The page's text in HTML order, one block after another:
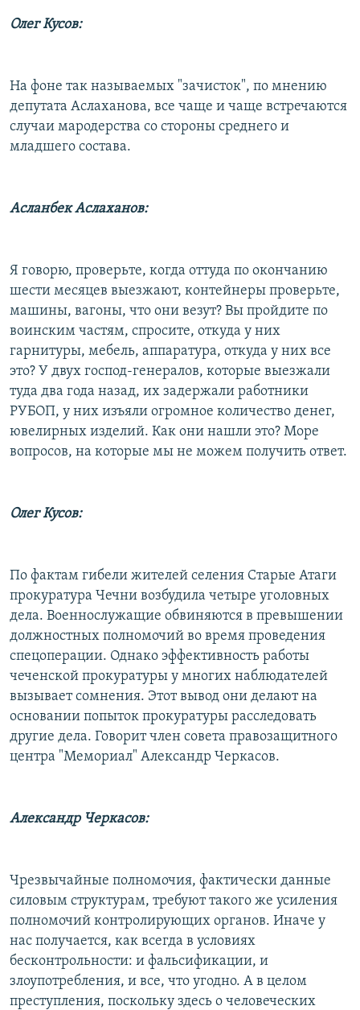
Олег Кусов:
На фоне так называемых "зачисток", по мнению
депутата Аслаханова, все чаще и чаще встречаются
случаи мародерства со стороны среднего и
младшего состава.
Асланбек Аслаханов:
Я говорю, проверьте, когда оттуда по окончанию
шести месяцев выезжают, контейнеры проверьте,
машины, вагоны, что они везут? Вы пройдите по
воинским частям, спросите, откуда у них
гарнитуры, мебель, аппаратура, откуда у них все
это? У двух господ-генералов, которые выезжали
туда два года назад, их задержали работники
РУБОП, у них изъяли огромное количество денег,
ювелирных изделий. Как они нашли это? Море
вопросов, на которые мы не можем получить ответ.
Олег Кусов:
По фактам гибели жителей селения Старые Атаги
прокуратура Чечни возбудила четыре уголовных
дела. Военнослужащие обвиняются в превышении
должностных полномочий во время проведения
спецоперации. Однако эффективность работы
чеченской прокуратуры у многих наблюдателей
вызывает сомнения. Этот вывод они делают на
основании попыток прокуратуры расследовать
другие дела. Говорит член совета правозащитного
центра "Мемориал" Александр Черкасов.
Александр Черкасов:
Чрезвычайные полномочия, фактически данные
силовым структурам, требуют такого же усиления
полномочий контролирующих органов. Иначе у
нас получается, как всегда в условиях
бесконтрольности: и фальсификации, и
злоупотребления, и все, что угодно. А в целом
преступления, поскольку здесь о человеческих